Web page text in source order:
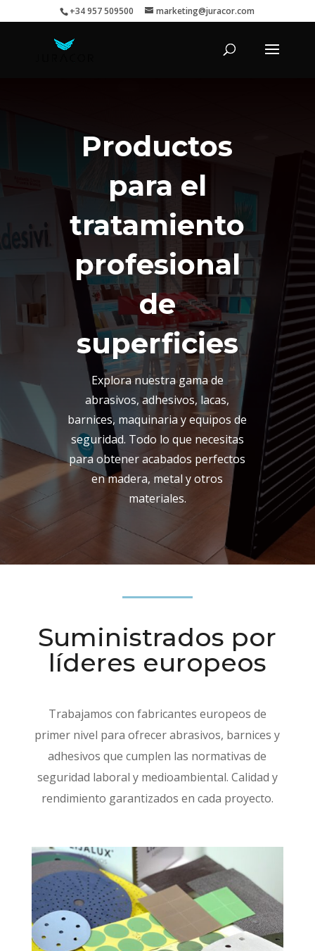
+34 957 509500 marketing@juracor.com
Productos
para el
tratamiento
profesional
de
superficies
Explora nuestra gama de
abrasivos, adhesivos, lacas,
barnices, maquinaria y equipos de
seguridad. Todo lo que necesitas
para obtener acabados perfectos
en madera, metal y otros
materiales.
Suministrados por
líderes europeos
Trabajamos con fabricantes europeos de
primer nivel para ofrecer abrasivos, barnices y
adhesivos que cumplen las normativas de
seguridad laboral y medioambiental. Calidad y
rendimiento garantizados en cada proyecto.